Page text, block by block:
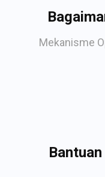
Mekanisme